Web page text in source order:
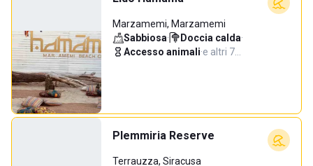
Marzamemi, Marzamemi
Sabbiosa· Doccia calda·
Accesso animali·e altri 7…
Plemmiria Reserve
Terrauzza, Siracusa